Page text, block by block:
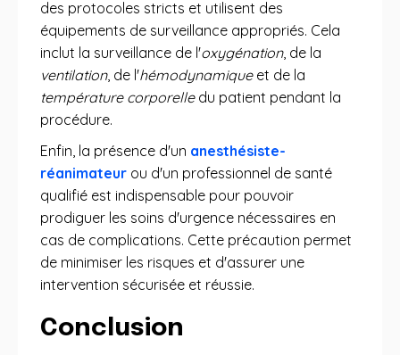
des protocoles stricts et utilisent des
équipements de surveillance appropriés. Cela
inclut la surveillance de l'oxygénation, de la
ventilation, de l'hémodynamiqueet de la
température corporelledu patient pendant la
procédure.
Enfin, la présence d'un anesthésiste-
réanimateur ou d'un professionnel de santé
qualifié est indispensable pour pouvoir
prodiguer les soins d'urgence nécessaires en
cas de complications. Cette précaution permet
de minimiser les risques et d'assurer une
intervention sécurisée et réussie.
Conclusion